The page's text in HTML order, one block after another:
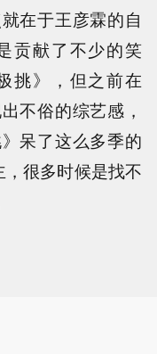
在于王彦霖的自
贡献了不少的笑
挑》，但之前在
不俗的综艺感，
呆了这么多季的
，很多时候是找不